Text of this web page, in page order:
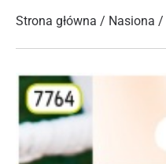
Strona główna / Nasiona /